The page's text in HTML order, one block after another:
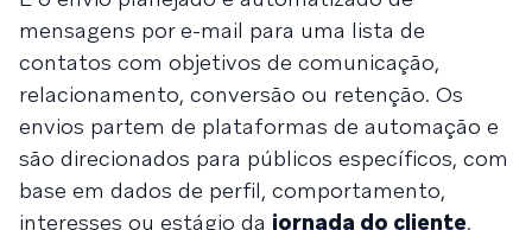
mensagens por e-mail para uma lista de
contatos com objetivos de comunicação,
relacionamento, conversão ou retenção. Os
envios partem de plataformas de automação e
são direcionados para públicos específicos, com
base em dados de perfil, comportamento,
interesses ou estágio da jornada do cliente.